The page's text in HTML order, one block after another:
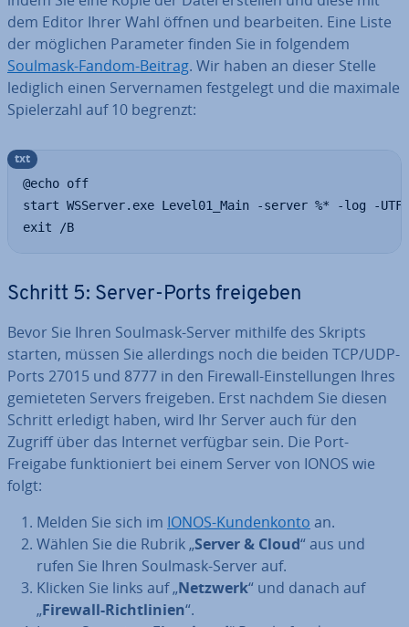
dem Editor Ihrer Wahl öffnen und be­ar­bei­ten. Eine Liste
der möglichen Parameter finden Sie in folgendem
Soulmask-Fandom-Beitrag. Wir haben an dieser Stelle
lediglich einen Ser­ver­na­men fest­ge­legt und die maximale
Spie­ler­zahl auf 10 begrenzt:
@echo off
start WSServer.exe Level01_Main -server %* -log -
exit /B
txt
Schritt 5: Server-Ports freigeben
Bevor Sie Ihren Soulmask-Server mithilfe des Skripts
starten, müssen Sie al­ler­dings noch die beiden TCP/UDP-
Ports 27015 und 8777 in den Firewall-Ein­stel­lun­gen Ihres
ge­mie­te­ten Servers freigeben. Erst nachdem Sie diesen
Schritt erledigt haben, wird Ihr Server auch für den
Zugriff über das Internet verfügbar sein. Die Port-
Freigabe funk­tio­niert bei einem Server von IONOS wie
folgt:
Melden Sie sich im IONOS-Kun­den­kon­to an.
Wählen Sie die Rubrik „Server & Cloud“ aus und
rufen Sie Ihren Soulmask-Server auf.
Klicken Sie links auf „Netzwerk“ und danach auf
„Firewall-Richt­li­ni­en“.